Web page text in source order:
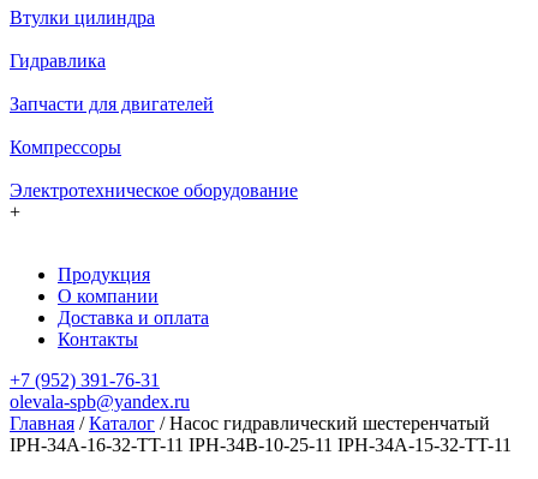
Втулки цилиндра
Гидравлика
Запчасти для двигателей
Компрессоры
Электротехническое оборудование
+
Продукция
О компании
Доставка и оплата
Контакты
+7 (952) 391-76-31
olevala-spb@yandex.ru
Главная /Каталог /Насос гидравлический шестеренчатый
IPH-34A-16-32-TT-11 IPH-34B-10-25-11 IPH-34A-15-32-TT-11